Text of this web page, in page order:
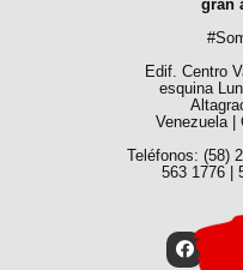
gran
Edif. Centro
esquina
Venezuela |
Teléfonos: (58)
563 1776 |